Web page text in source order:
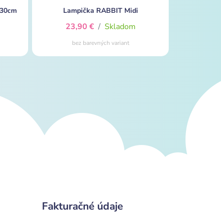
Lampička RABBIT Midi
23,90 € / Skladom
bez barevných variant
Fakturačné údaje